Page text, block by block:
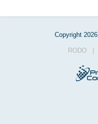
Copyright 2026
RODO |